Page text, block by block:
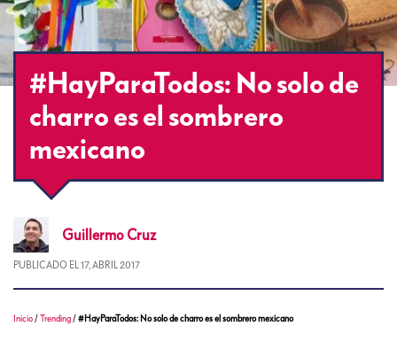
#HayParaTodos: No solo de
charro es el sombrero
mexicano
Guillermo Cruz
PUBLICADO EL 17, ABRIL 2017
Inicio /Trending /#HayParaTodos: No solo de charro es el sombrero mexicano